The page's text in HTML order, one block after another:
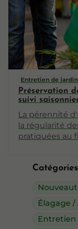
Catégories
Élagage
Entretien
Entretien de jardin
Préservation
suivi
La pérennité
la régularité
pratiquées au
adaptée,
préservation
suivi
paysager.